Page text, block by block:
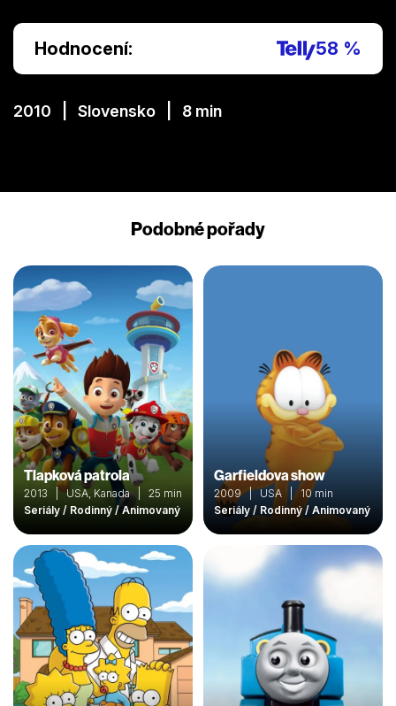
Hodnocení: 58 %
2010 | Slovensko | 8 min
Podobné pořady
Tlapková patrola
2013 | USA, Kanada | 25 min
Seriály / Rodinný / Animovaný
Garfieldova show
2009 | USA | 10 min
Seriály / Rodinný / Animovaný